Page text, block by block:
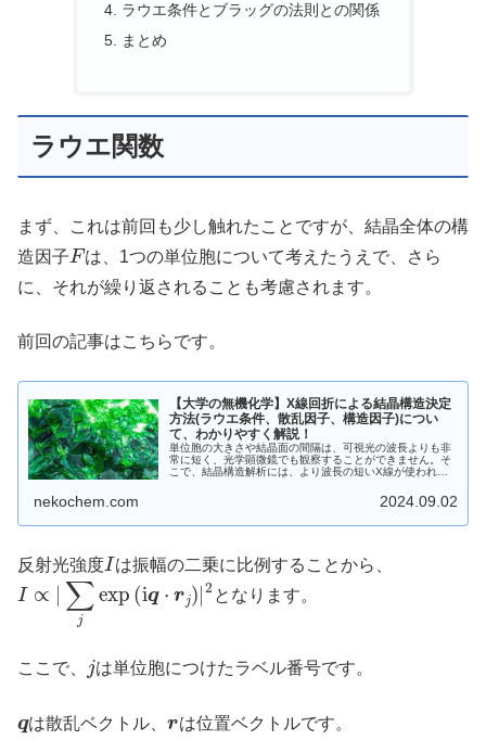
ラウエ条件とブラッグの法則との関係
まとめ
ラウエ関数
まず、これは前回も少し触れたことですが、結晶全体の構
造因子
F
は、1つの単位胞について考えたうえで、さら
に、それが繰り返されることも考慮されます。
前回の記事はこちらです。
【大学の無機化学】X線回折による結晶構造決定
方法(ラウエ条件、散乱因子、構造因子)につい
て、わかりやすく解説！
単位胞の大きさや結晶面の間隔は、可視光の波長よりも非
常に短く、光学顕微鏡でも観察することができません。そ
こで、結晶構造解析には、より波長の短いX線が使われる
レンズが存在しません。この記事では、それら諸問題をい
かにして解決していくのかを解説しています。
nekochem.com 2024.09.02
反射光強度
I
は振幅の二乗に比例することから、
I∝ ∑ jexp rj)
となります。
ここで、 は単位胞につけたラベル番号です。
は散乱ベクトル、 は位置ベクトルです。